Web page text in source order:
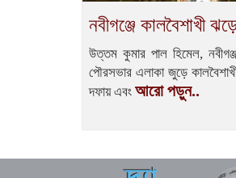
নবীগঞ্জে কালবৈশাখী
উত্তম কুমার পাল হিমেল,
পৌরসভার এলাকা জুড়ে
দফায় এবং আরো পড়ুন..